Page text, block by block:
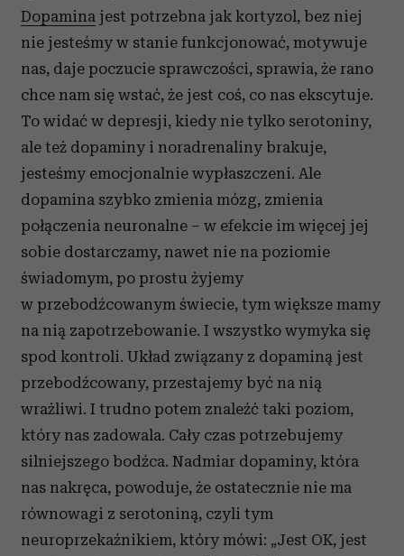
Dopamina jest potrzebna jak kortyzol, bez niej
nie jesteśmy w stanie funkcjonować, motywuje
nas, daje poczucie sprawczości, sprawia, że rano
chce nam się wstać, że jest coś, co nas ekscytuje.
To widać w depresji, kiedy nie tylko serotoniny,
ale też dopaminy i noradrenaliny brakuje,
jesteśmy emocjonalnie wypłaszczeni. Ale
dopamina szybko zmienia mózg, zmienia
połączenia neuronalne – w efekcie im więcej jej
sobie dostarczamy, nawet nie na poziomie
świadomym, po prostu żyjemy
w przebodźcowanym świecie, tym większe mamy
na nią zapotrzebowanie. I wszystko wymyka się
spod kontroli. Układ związany z dopaminą jest
przebodźcowany, przestajemy być na nią
wrażliwi. I trudno potem znaleźć taki poziom,
który nas zadowala. Cały czas potrzebujemy
silniejszego bodźca. Nadmiar dopaminy, która
nas nakręca, powoduje, że ostatecznie nie ma
równowagi z serotoniną, czyli tym
neuroprzekaźnikiem, który mówi: „Jest OK, jest